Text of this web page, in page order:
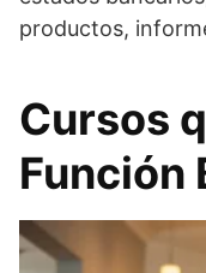
productos,
Cursos
Función